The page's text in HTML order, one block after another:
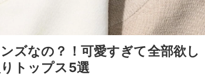
ズなの？！可愛すぎて全部欲し
トップス5選